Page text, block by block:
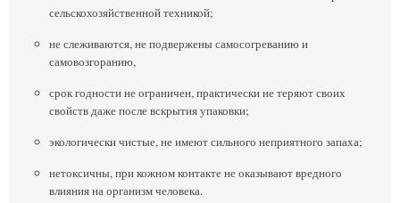
сельскохозяйственной техникой;
не слеживаются, не подвержены самосогреванию и
самовозгоранию,
срок годности не ограничен, практически не теряют своих
свойств даже после вскрытия упаковки;
экологически чистые, не имеют сильного неприятного запаха;
нетоксичны, при кожном контакте не оказывают вредного
влияния на организм человека.